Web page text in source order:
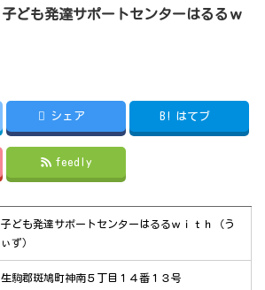
ども発達サポートセンターはるるｗ
シェア B! はてブ
feedly
子ども発達サポートセンターはるるｗｉｔｈ（う
ぃず）
生駒郡斑鳩町神南５丁目１４番１３号